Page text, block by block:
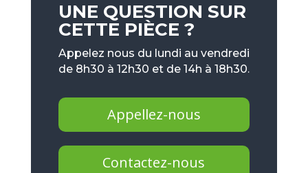
UNE QUESTION SUR
CETTE PIÈCE ?
Appelez nous du lundi au vendredi
de 8h30 à 12h30 et de 14h à 18h30.
Appellez-nous
Contactez-nous